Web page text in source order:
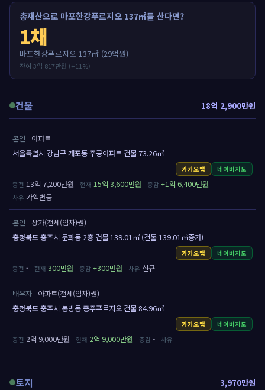
총재산으로 마포한강푸르지오 137㎡를 산다면?
1채
마포한강푸르지오 137㎡ (29억원)
잔여 3억 817만원 (+11%)
건물 18억 2,900만원
본인
아파트
서울특별시 강남구 개포동 주공아파트 건물 73.26㎡
카카오맵 네이버지도
13억 7,200만원 15억 3,600만원
+1억 6,400만원
가액변동
본인
상가(전세(임차)권)
충청북도 충주시 문화동 2층 건물 139.01㎡ (건물 139.01㎡증가)
카카오맵 네이버지도
- 300만원 +300만원 신규
배우자
아파트(전세(임차)권)
충청북도 충주시 봉방동 충주푸르지오 건물 84.96㎡
카카오맵 네이버지도
2억 9,000만원 2억 9,000만원 -
토지 3,970만원